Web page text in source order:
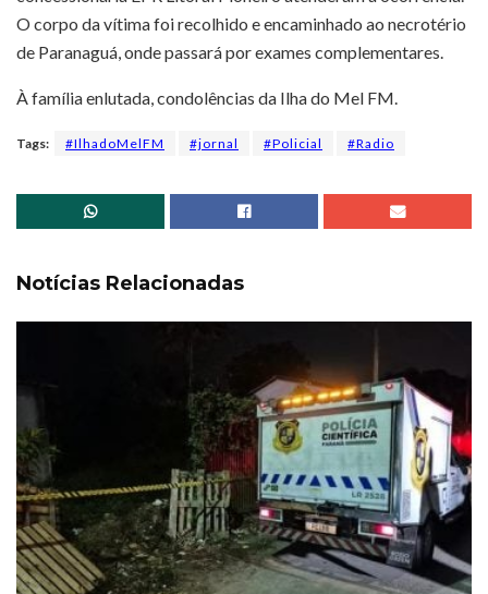
O corpo da vítima foi recolhido e encaminhado ao necrotério
de Paranaguá, onde passará por exames complementares.
À família enlutada, condolências da Ilha do Mel FM.
Tags: #IlhadoMelFM #jornal #Policial #Radio
Notícias Relacionadas